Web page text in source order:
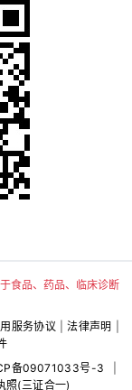
食品、药品、临床诊断
服务协议 法律声明
备09071033号-3
照(三证合一)